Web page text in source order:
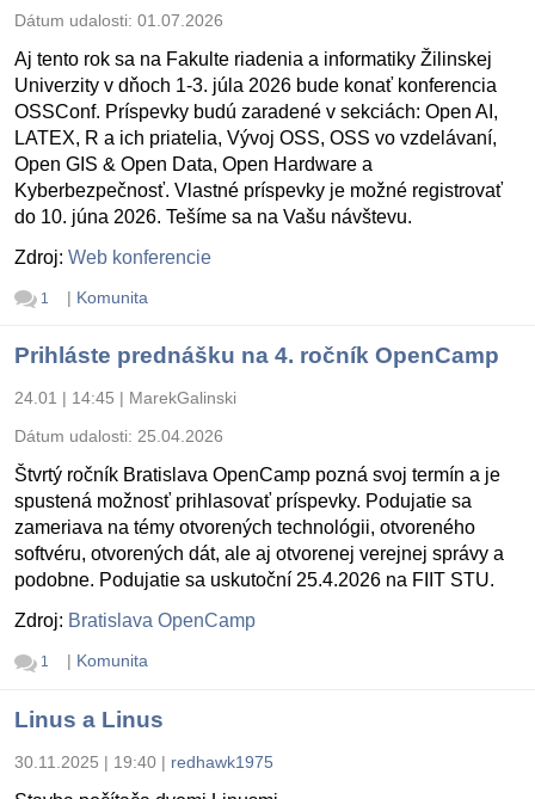
Dátum udalosti: 01.07.2026
Aj tento rok sa na Fakulte riadenia a informatiky Žilinskej
Univerzity v dňoch 1-3. júla 2026 bude konať konferencia
OSSConf. Príspevky budú zaradené v sekciách: Open AI,
LATEX, R a ich priatelia, Vývoj OSS, OSS vo vzdelávaní,
Open GIS & Open Data, Open Hardware a
Kyberbezpečnosť. Vlastné príspevky je možné registrovať
do 10. júna 2026. Tešíme sa na Vašu návštevu.
Zdroj: Web konferencie
1 | Komunita
Prihláste prednášku na 4. ročník OpenCamp
24.01 | 14:45 | MarekGalinski
Dátum udalosti: 25.04.2026
Štvrtý ročník Bratislava OpenCamp pozná svoj termín a je
spustená možnosť prihlasovať príspevky. Podujatie sa
zameriava na témy otvorených technológii, otvoreného
softvéru, otvorených dát, ale aj otvorenej verejnej správy a
podobne. Podujatie sa uskutoční 25.4.2026 na FIIT STU.
Zdroj: Bratislava OpenCamp
1 | Komunita
Linus a Linus
30.11.2025 | 19:40 | redhawk1975